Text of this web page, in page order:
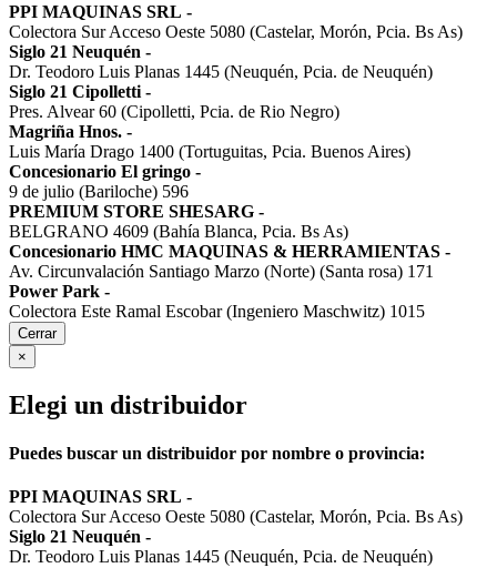
PPI MAQUINAS SRL -
Colectora Sur Acceso Oeste 5080 (Castelar, Morón, Pcia. Bs As)
Siglo 21 Neuquén -
Dr. Teodoro Luis Planas 1445 (Neuquén, Pcia. de Neuquén)
Siglo 21 Cipolletti -
Pres. Alvear 60 (Cipolletti, Pcia. de Rio Negro)
Magriña Hnos. -
Luis María Drago 1400 (Tortuguitas, Pcia. Buenos Aires)
Concesionario El gringo -
9 de julio (Bariloche) 596
PREMIUM STORE SHESARG -
BELGRANO 4609 (Bahía Blanca, Pcia. Bs As)
Concesionario HMC MAQUINAS & HERRAMIENTAS -
Av. Circunvalación Santiago Marzo (Norte) (Santa rosa) 171
Power Park -
Colectora Este Ramal Escobar (Ingeniero Maschwitz) 1015
Cerrar
×
Elegi un distribuidor
Puedes buscar un distribuidor por nombre o provincia:
PPI MAQUINAS SRL -
Colectora Sur Acceso Oeste 5080 (Castelar, Morón, Pcia. Bs As)
Siglo 21 Neuquén -
Dr. Teodoro Luis Planas 1445 (Neuquén, Pcia. de Neuquén)